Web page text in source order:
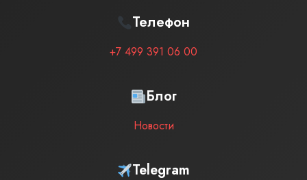
Телефон
+7 499 391 06 00
Блог
Новости
Telegram